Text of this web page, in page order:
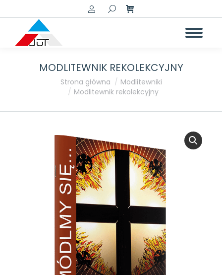
Szukaj:
MODLITEWNIK REKOLEKCYJNY
Strona główna
Modlitewniki
Modlitewnik rekolekcyjny